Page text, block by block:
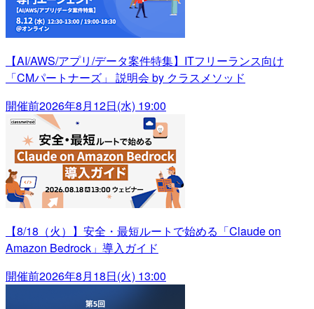
【AI/AWS/アプリ/データ案件特集】ITフリーランス向け
「CMパートナーズ」 説明会 by クラスメソッド
開催前2026年8月12日(水) 19:00
【8/18（火）】安全・最短ルートで始める「Claude on
Amazon Bedrock」導入ガイド
開催前2026年8月18日(火) 13:00